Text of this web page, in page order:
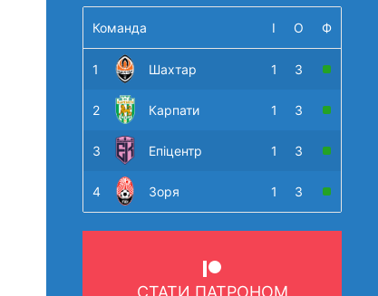
Команда І О Ф
1 Шахтар 1 3
2 Карпати 1 3
3 Епіцентр 1 3
4 Зоря 1 3
СТАТИ ПАТРОНОМ